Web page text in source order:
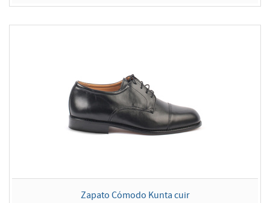
Zapato Cómodo Kunta cuir